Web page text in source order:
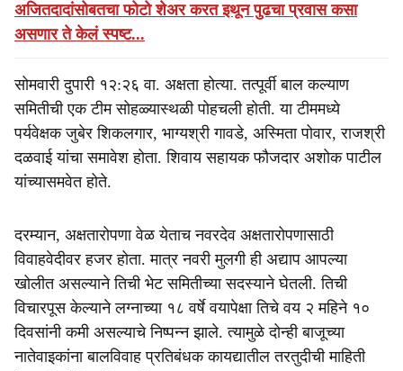
अजितदादांसोबतचा फोटो शेअर करत इथून पुढचा प्रवास कसा
असणार ते केलं स्पष्ट...
सोमवारी दुपारी १२:२६ वा. अक्षता होत्या. तत्पूर्वी बाल कल्याण
समितीची एक टीम सोहळ्यास्थळी पोहचली होती. या टीममध्ये
पर्यवेक्षक जुबेर शिकलगार, भाग्यश्री गावडे, अस्मिता पोवार, राजश्री
दळवाई यांचा समावेश होता. शिवाय सहायक फौजदार अशोक पाटील
यांच्यासमवेत होते.
दरम्यान, अक्षतारोपणा वेळ येताच नवरदेव अक्षतारोपणासाठी
विवाहवेदीवर हजर होता. मात्र नवरी मुलगी ही अद्याप आपल्या
खोलीत असल्याने तिची भेट समितीच्या सदस्याने घेतली. तिची
विचारपूस केल्याने लग्नाच्या १८ वर्षे वयापेक्षा तिचे वय २ महिने १०
दिवसांनी कमी असल्याचे निष्पन्न झाले. त्यामुळे दोन्ही बाजूच्या
नातेवाइकांना बालविवाह प्रतिबंधक कायद्यातील तरतुदीची माहिती